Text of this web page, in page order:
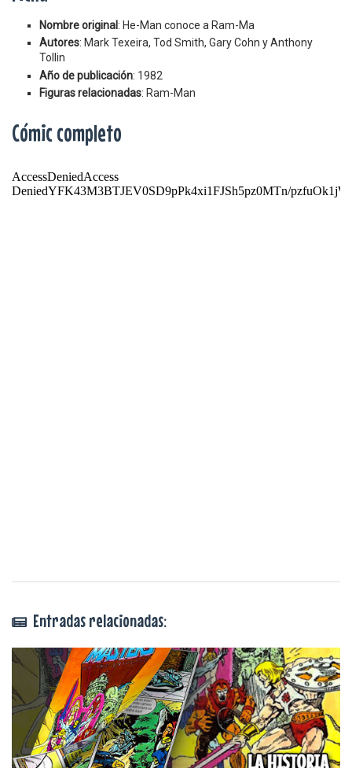
Nombre original: He-Man conoce a Ram-Ma
Autores: Mark Texeira, Tod Smith, Gary Cohn y Anthony
Tollin
Año de publicación: 1982
Figuras relacionadas: Ram-Man
Cómic completo
Entradas relacionadas: